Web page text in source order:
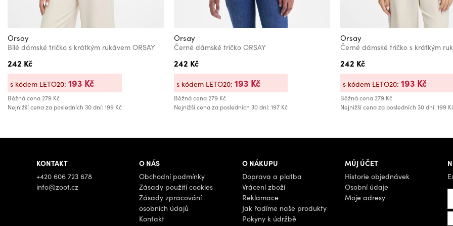
Orsay
Bílé dámské tričko s krátkým rukávem ORSAY
242 Kč
Běžná cena279 Kč
Nejnižší cena za posledních 30 dní: 199 Kč
s kódem LETO20: 193 Kč
Orsay
Černé dámské tričko ORSAY
242 Kč
Běžná cena279 Kč
Nejnižší cena za posledních 30 dní: 197 Kč
s kódem LETO20: 193 Kč
Orsay
Černé dámské tričko s krátkým
242 Kč
Běžná cena279 Kč
Nejnižší cena za posledních 30 dní: 199
s kódem LETO20: 193 Kč
KONTAKT
+420 606 723 678
info@zoot.cz
O NÁS
Obchodní podmínky
Zásady použití cookies
Zásady zpracování
osobních údajů
Kontakt
O NÁKUPU
Doprava a platba
Vrácení zboží
Reklamace
Jak řadíme naše produkty
Pokyny k údržbě
MŮJ ÚČET
Historie objednávek
Osobní údaje
Moje adresy